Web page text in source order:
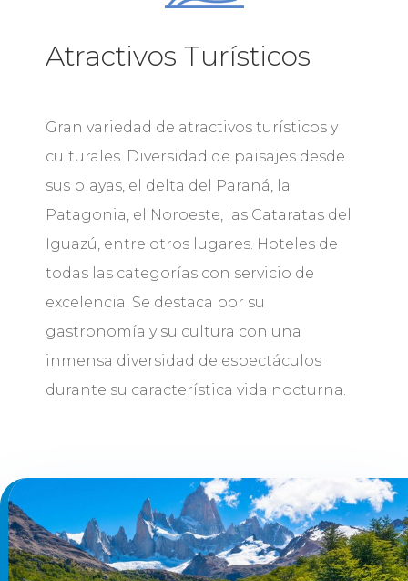
Atractivos Turísticos
Gran variedad de atractivos turísticos y
culturales. Diversidad de paisajes desde
sus playas, el delta del Paraná, la
Patagonia, el Noroeste, las Cataratas del
Iguazú, entre otros lugares. Hoteles de
todas las categorías con servicio de
excelencia. Se destaca por su
gastronomía y su cultura con una
inmensa diversidad de espectáculos
durante su característica vida nocturna.